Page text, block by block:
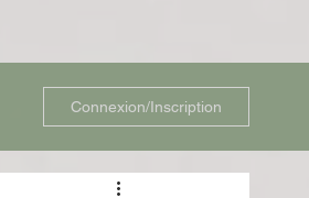
Connexion/Inscription